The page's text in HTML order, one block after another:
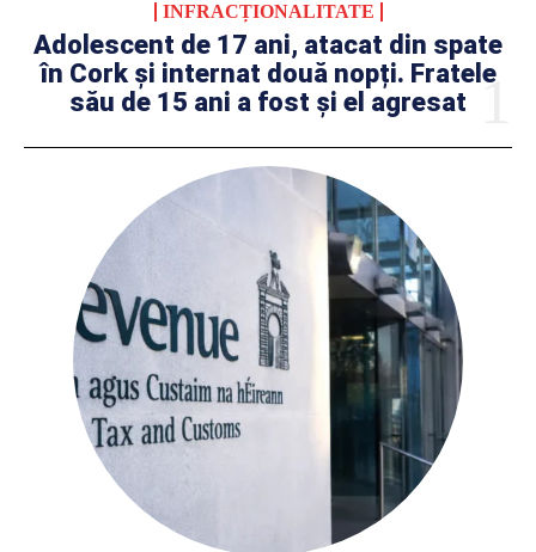
INFRACȚIONALITATE
Adolescent de 17 ani, atacat din spate
în Cork și internat două nopți. Fratele
său de 15 ani a fost și el agresat